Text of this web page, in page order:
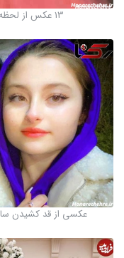
13 عکس از لحظه های شیرین عروسی نیکا با امیر روز
عکسی از قد کشیدن